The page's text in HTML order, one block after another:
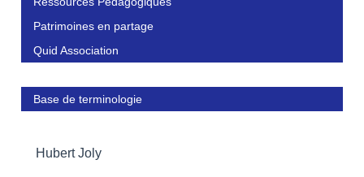
Patrimoines en partage
Quid Association
Base de terminologie
Hubert Joly